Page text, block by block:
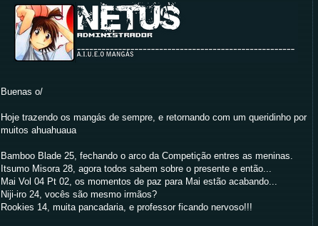
Buenas o/
Hoje trazendo os mangás de sempre, e retornando com um queridinho por
muitos ahuahuaua
Bamboo Blade 25, fechando o arco da Competição entres as meninas.
Itsumo Misora 28, agora todos sabem sobre o presente e então...
Mai Vol 04 Pt 02, os momentos de paz para Mai estão acabando...
Niji-iro 24, vocês são mesmo irmãos?
Rookies 14, muita pancadaria, e professor ficando nervoso!!!